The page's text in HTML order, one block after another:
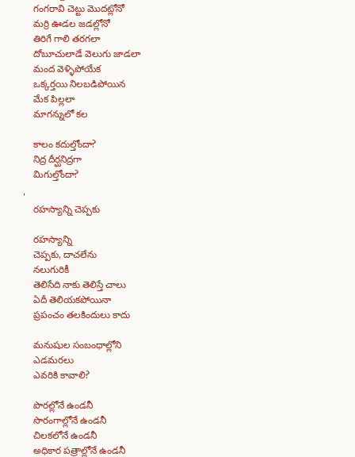
గంగరావి చెట్టు మొదట్లోనో
మర్రి ఊడల జడల్లోనో
తిరిగే గాలి తరగలా
దోబూచులాడే వెలుగు జాడలా
మంద వెళ్ళిపోయేక
ఒక్కర్తయి నిలబడిపోయిన
మేక పిల్లలా
మాగన్నులో కల
కాలం కదుల్తోందా?
నిద్ర దీర్ఘనిద్రగా
మిగుల్తోందా?
రహస్యాన్ని చెప్పకు
రహస్యాన్ని
చెప్పకు, దాచలేను
నలుగురికీ
తెలిసేది నాకు తెలిస్తే చాలు
ఏదీ తెలియకపోయినా
ప్రపంచం తలకిందులు కాదు
మనుషుల సంబంధాల్లోని
ఎడమరలు
ఎవరికి కావాలి?
పొరల్లోనే ఉండనీ
సొరంగాల్లోనే ఉండనీ
చిలకలోనే ఉండనీ
అధికార పత్రాల్లోనే ఉండనీ